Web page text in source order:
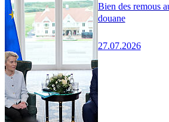
Bien des remous
douane
27.07.2026